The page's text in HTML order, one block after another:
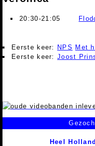
20:30-21:05
Eerste keer: NPS Met
Eerste keer:Joost
Heel